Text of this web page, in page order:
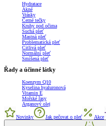
Hydratace
Akné
Vrásky
Černé tečky
Kruhy pod očima
Suchá pleť
Mastná pleť
Problematická pleť
Citlivá pleť
Normální pleť
Smíšená pleť
Řady a účinné látky
Koenzym Q10
Kyselina hyaluronová
Vitamin E
Mořské řasy
Arganový olej
Novinky Jak pečovat o pleť Akce